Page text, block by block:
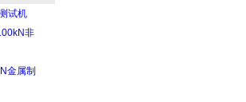
试机
非
金属制